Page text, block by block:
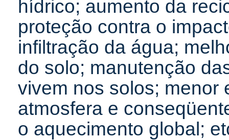
hídrico; aumento da
proteção contra o
infiltração da água;
do solo; manutenção
vivem nos solos; menor
atmosfera e
o aquecimento global;